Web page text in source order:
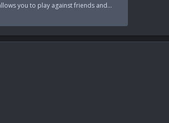
you to play against friends and...